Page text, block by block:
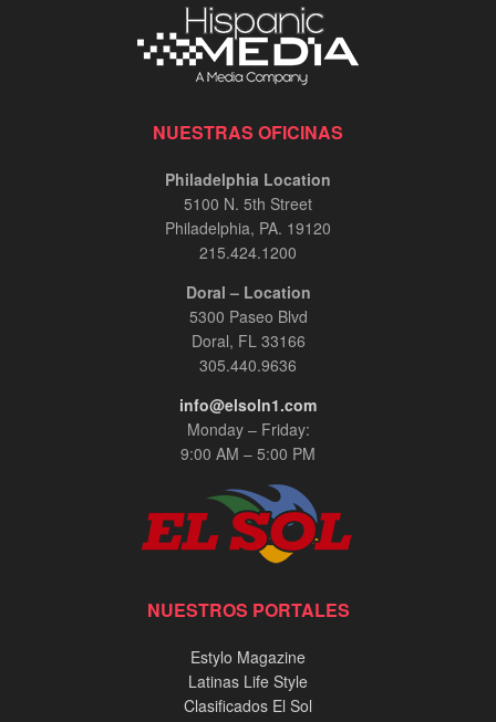
NUESTRAS OFICINAS
Philadelphia Location
5100 N. 5th Street
Philadelphia, PA. 19120
215.424.1200
Doral – Location
5300 Paseo Blvd
Doral, FL 33166
305.440.9636
info@elsoln1.com
Monday – Friday:
9:00 AM – 5:00 PM
NUESTROS PORTALES
Estylo Magazine
Latinas Life Style
Clasificados El Sol